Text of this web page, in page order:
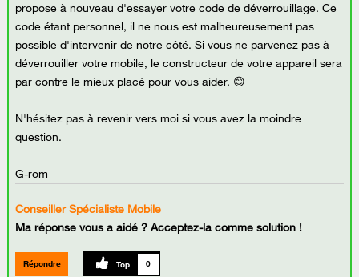
propose à nouveau d'essayer votre code de déverrouillage. Ce
code étant personnel, il ne nous est malheureusement pas
possible d'intervenir de notre côté. Si vous ne parvenez pas à
déverrouiller votre mobile, le constructeur de votre appareil sera
par contre le mieux placé pour vous aider. 😊
N'hésitez pas à revenir vers moi si vous avez la moindre
question.
G-rom
Conseiller Spécialiste Mobile
Ma réponse vous a aidé ? Acceptez-la comme solution !
Répondre 0